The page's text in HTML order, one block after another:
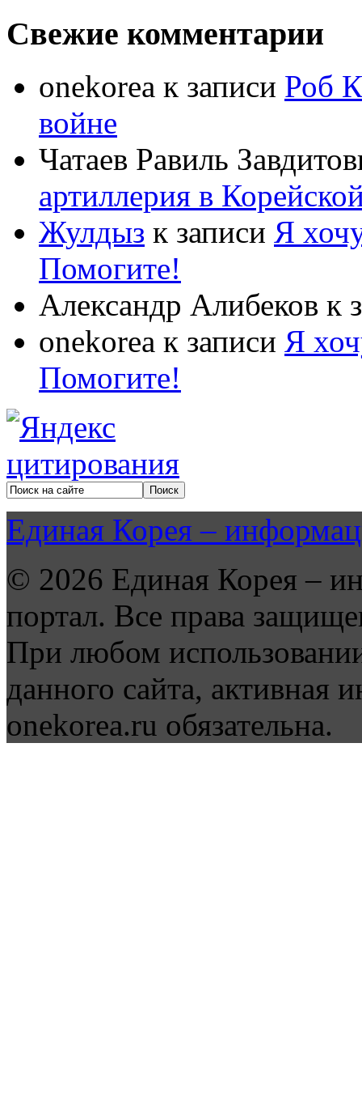
Свежие комментарии
onekorea к записи Роб
войне
Чатаев Равиль
артиллерия в
Жулдыз к записи Я
Помогите!
Александр Алибеков к
onekorea к записи Я
Помогите!
Единая Корея –
© 2026 Единая Корея –
портал. Все права
При любом
данного сайта, активная
onekorea.ru обязательна.